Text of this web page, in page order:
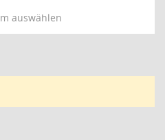
auswählen